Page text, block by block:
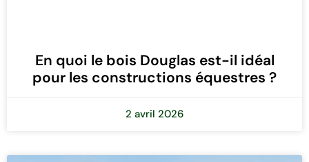
En quoi le bois Douglas est-il idéal
pour les constructions équestres ?
2 avril 2026